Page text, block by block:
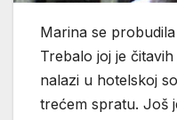
Marina se
Trebalo joj je
nalazi u hotelskoj
trećem spratu. Još